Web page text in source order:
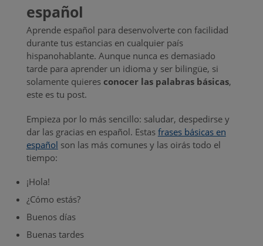
español
Aprende español para desenvolverte con facilidad
durante tus estancias en cualquier país
hispanohablante. Aunque nunca es demasiado
tarde para aprender un idioma y ser bilingüe, si
solamente quieres conocer las palabras básicas,
este es tu post.
Empieza por lo más sencillo: saludar, despedirse y
dar las gracias en español. Estas frases básicas en
español son las más comunes y las oirás todo el
tiempo:
¡Hola!
¿Cómo estás?
Buenos días
Buenas tardes